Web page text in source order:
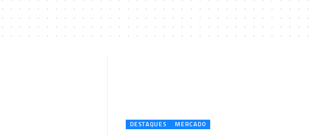
DESTAQUES MERCADO